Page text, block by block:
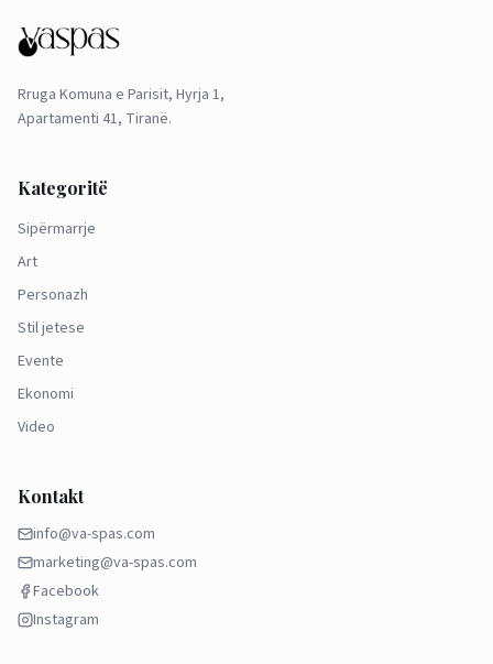
Rruga Komuna e Parisit, Hyrja 1,
Apartamenti 41, Tiranë.
Kategoritë
Sipërmarrje
Art
Personazh
Stil jetese
Evente
Ekonomi
Video
Kontakt
info@va-spas.com
marketing@va-spas.com
Facebook
Instagram